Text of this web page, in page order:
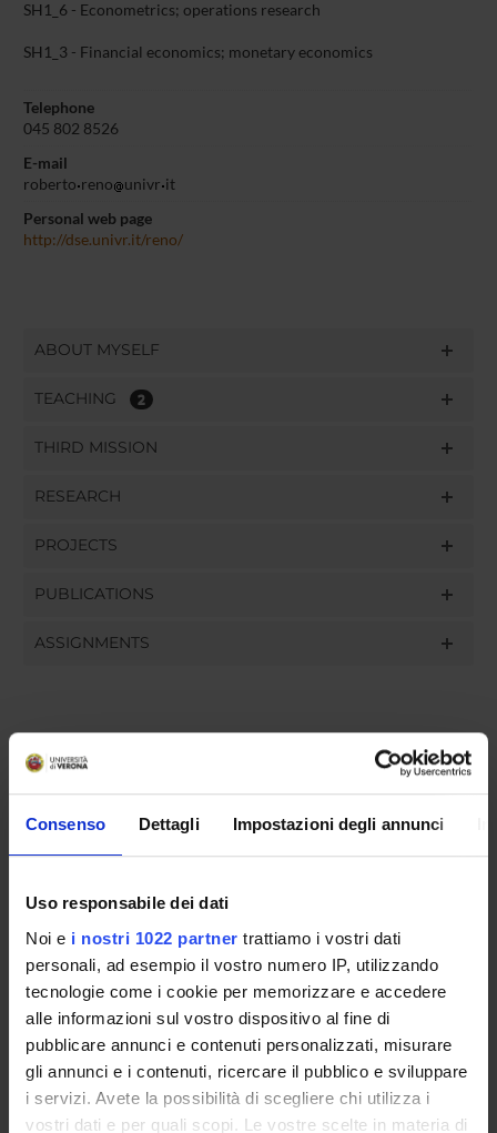
Consenso Dettagli Impostazioni degli annunci
Uso responsabile dei dati
Noi e i nostri 1022 partner trattiamo i vostri dati
personali, ad esempio il vostro numero IP, utilizzando
tecnologie come i cookie per memorizzare e accedere
alle informazioni sul vostro dispositivo al fine di
pubblicare annunci e contenuti personalizzati, misurare
gli annunci e i contenuti, ricercare il pubblico e sviluppare
i servizi. Avete la possibilità di scegliere chi utilizza i
vostri dati e per quali scopi. Le vostre scelte in materia di
SH1_6 - Econometrics; operations research
SH1_3 - Financial economics; monetary economics
Telephone
045 802 8526
E-mail
roberto reno univr it
Personal web page
http://dse.univr.it/reno/
ABOUT MYSELF
TEACHING 2
THIRD MISSION
RESEARCH
PROJECTS
PUBLICATIONS
ASSIGNMENTS
ORGANISATION
COMMITTEES
DEPARTMENT ADMINISTRATION OFFICES
STUDENT ADMINISTRATION OFFICES
DEPARTMENT FACILITIES
RESEARCH LABORATORIES
RESEARCH CENTRES